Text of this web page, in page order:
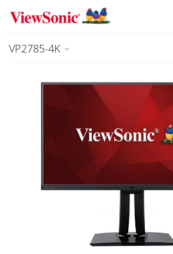
Skip to main content
VP2785-4K